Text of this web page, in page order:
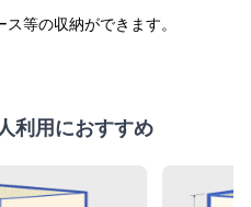
等の収納ができます。
利用におすすめ